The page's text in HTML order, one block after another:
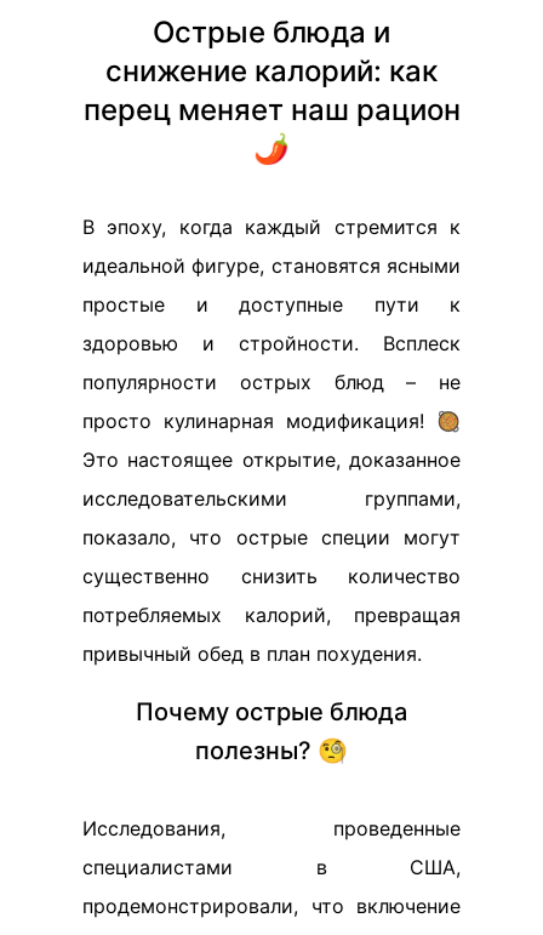
Острые блюда и
снижение калорий: как
перец меняет наш рацион
🌶️
В эпоху, когда каждый стремится к
идеальной фигуре, становятся ясными
простые и доступные пути к
здоровью и стройности. Всплеск
популярности острых блюд – не
просто кулинарная модификация! 🥘
Это настоящее открытие, доказанное
исследовательскими группами,
показало, что острые специи могут
существенно снизить количество
потребляемых калорий, превращая
привычный обед в план похудения.
Почему острые блюда
полезны? 🧐
Исследования, проведенные
специалистами в США,
продемонстрировали, что включение